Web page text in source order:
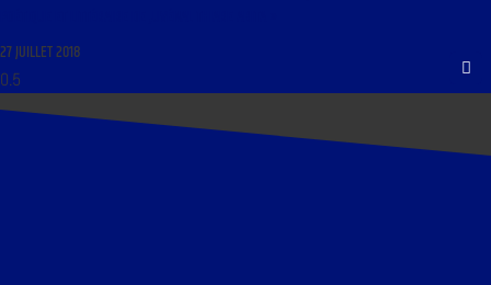
27 JUILLET 2018